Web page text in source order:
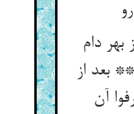
بهر دام
بعد از
آن